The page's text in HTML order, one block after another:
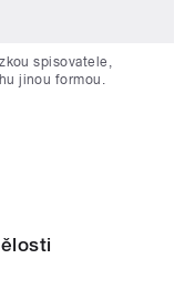
spisovatele,
jinou formou.